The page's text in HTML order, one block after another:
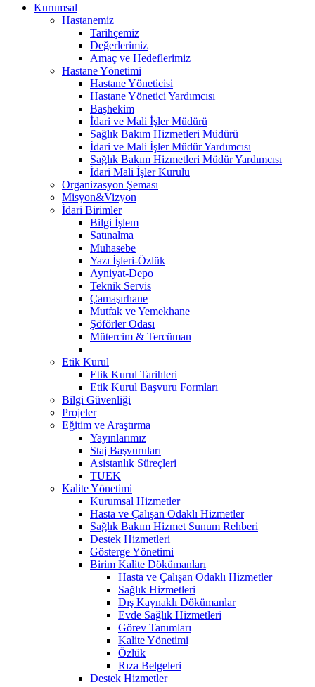
Kurumsal
Hastanemiz
Tarihçemiz
Değerlerimiz
Amaç ve Hedeflerimiz
Hastane Yönetimi
Hastane Yöneticisi
Hastane Yönetici Yardımcısı
Başhekim
İdari ve Mali İşler Müdürü
Sağlık Bakım Hizmetleri Müdürü
İdari ve Mali İşler Müdür Yardımcısı
Sağlık Bakım Hizmetleri Müdür Yardımcısı
İdari Mali İşler Kurulu
Organizasyon Şeması
Misyon&Vizyon
İdari Birimler
Bilgi İşlem
Satınalma
Muhasebe
Yazı İşleri-Özlük
Ayniyat-Depo
Teknik Servis
Çamaşırhane
Mutfak ve Yemekhane
Şöförler Odası
Mütercim & Tercüman
Etik Kurul
Etik Kurul Tarihleri
Etik Kurul Başvuru Formları
Bilgi Güvenliği
Projeler
Eğitim ve Araştırma
Yayınlarımız
Staj Başvuruları
Asistanlık Süreçleri
TUEK
Kalite Yönetimi
Kurumsal Hizmetler
Hasta ve Çalışan Odaklı Hizmetler
Sağlık Bakım Hizmet Sunum Rehberi
Destek Hizmetleri
Gösterge Yönetimi
Birim Kalite Dökümanları
Hasta ve Çalışan Odaklı Hizmetler
Sağlık Hizmetleri
Dış Kaynaklı Dökümanlar
Evde Sağlık Hizmetleri
Görev Tanımları
Kalite Yönetimi
Özlük
Rıza Belgeleri
Destek Hizmetler